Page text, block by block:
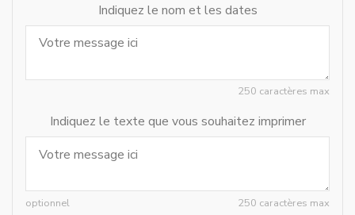
Indiquez le nom et les dates
250 caractères max
Indiquez le texte que vous souhaitez imprimer
optionnel 250 caractères max